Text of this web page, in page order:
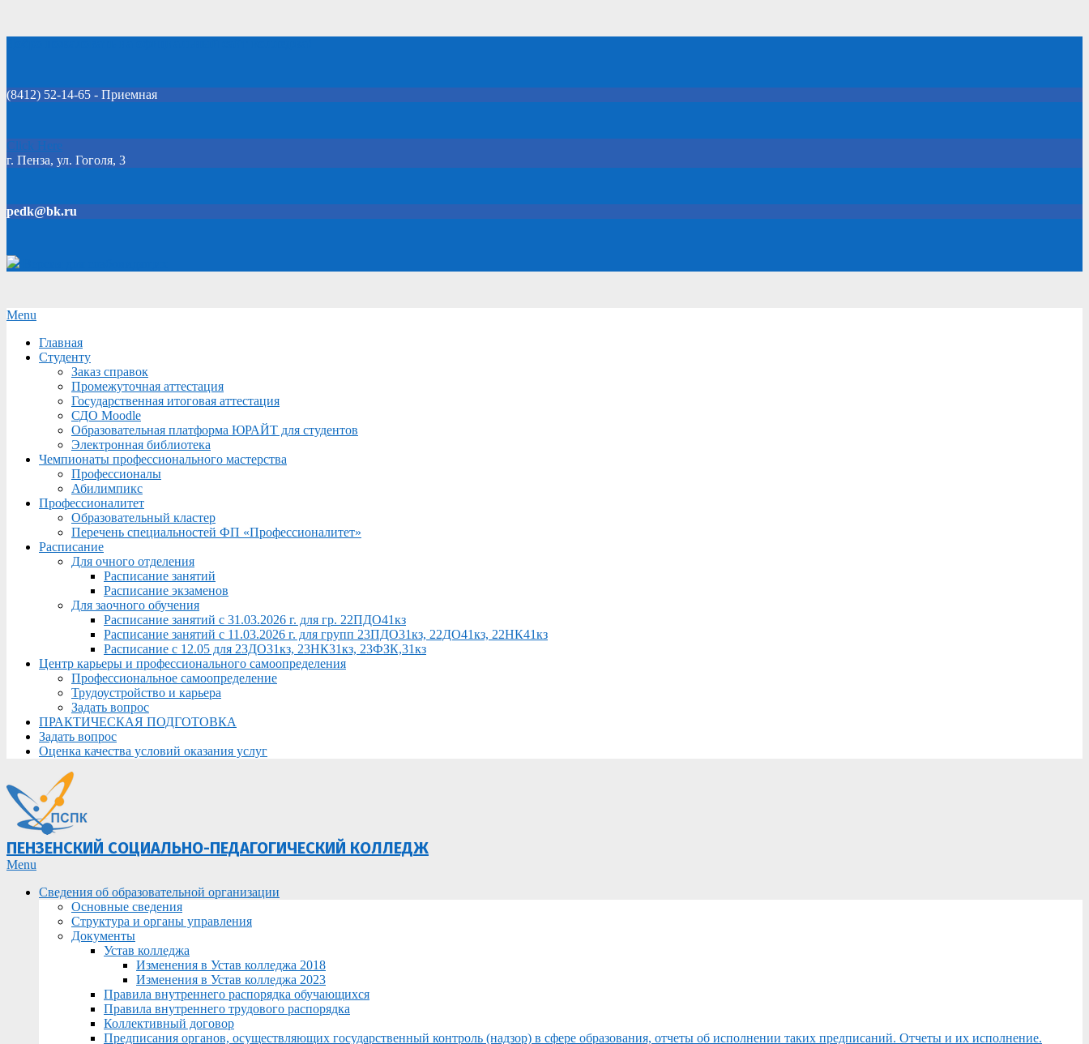
(8412) 52-14-65 - Приемная
Click Here
г. Пенза, ул. Гоголя, 3
pedk@bk.ru
Secondary
Menu
Menu
Главная
Студенту
Заказ справок
Промежуточная аттестация
Государственная итоговая аттестация
СДО Moodle
Образовательная платформа ЮРАЙТ для студентов
Электронная библиотека
Чемпионаты профессионального мастерства
Профессионалы
Абилимпикс
Профессионалитет
Образовательный кластер
Перечень специальностей ФП «Профессионалитет»
Расписание
Для очного отделения
Расписание занятий
Расписание экзаменов
Для заочного обучения
Расписание занятий с 31.03.2026 г. для гр. 22ПДО41кз
Расписание занятий с 11.03.2026 г. для групп 23ПДО31кз, 22ДО41кз, 22НК41кз
Расписание с 12.05 для 23ДО31кз, 23НК31кз, 23ФЗК,31кз
Центр карьеры и профессионального самоопределения
Профессиональное самоопределение
Трудоустройство и карьера
Задать вопрос
ПРАКТИЧЕСКАЯ ПОДГОТОВКА
Задать вопрос
Оценка качества условий оказания услуг
ПЕНЗЕНСКИЙ СОЦИАЛЬНО-ПЕДАГОГИЧЕСКИЙ КОЛЛЕДЖ
Primary
Menu
Menu
Сведения об образовательной организации
Основные сведения
Структура и органы управления
Документы
Устав колледжа
Изменения в Устав колледжа 2018
Изменения в Устав колледжа 2023
Правила внутреннего распорядка обучающихся
Правила внутреннего трудового распорядка
Коллективный договор
Предписания органов, осуществляющих государственный контроль (надзор) в сфере образования, отчеты об исполнении таких предписаний. Отчеты и их исполнение.